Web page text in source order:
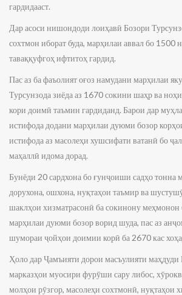
гардидааст.
Дар асоси нишондоди лоиҳавӣ Бозори
сохтмон иборат буда, марҳилаи аввал бо 1500
таваққуфгоҳ ифтитоҳ гардид.
Пас аз ба фаъолият оғоз намудани марҳилаи
Турсунзода зиёда аз 1670 сокини шаҳр ва
кори доимӣ таъмин гардиданд. Барои дар
истифода додани марҳилаи дуюми бозор
истифода аз масолеҳи хушсифати ватанӣ бо
маҳаллӣ идома дорад.
Бунёди 20 сардхона бо ғунҷоиши садҳо тонна
дорухона, ошхона, нуқтаҳои таъмир ва
шаклҳои хизматрасонӣ ба сокинону меҳмонон
марҳилаи дуюми бозор ворид шуда, пас аз
шумораи ҷойҳои доимии корӣ ба 2670 кас
Ҳоло дар Ҷамъияти дорои масъулияти маҳдуди
марказҳои муосири фурӯши сару либос,
молҳои рӯзгор, масолеҳи сохтмонӣ, нуқтаҳои